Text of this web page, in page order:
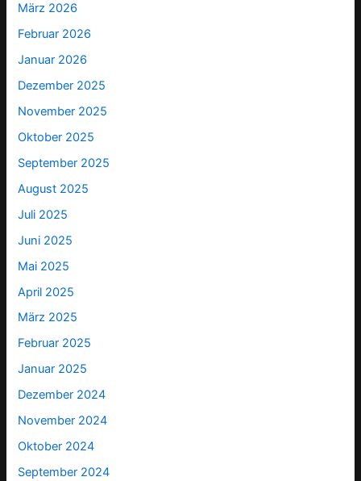
März 2026
Februar 2026
Januar 2026
Dezember 2025
November 2025
Oktober 2025
September 2025
August 2025
Juli 2025
Juni 2025
Mai 2025
April 2025
März 2025
Februar 2025
Januar 2025
Dezember 2024
November 2024
Oktober 2024
September 2024